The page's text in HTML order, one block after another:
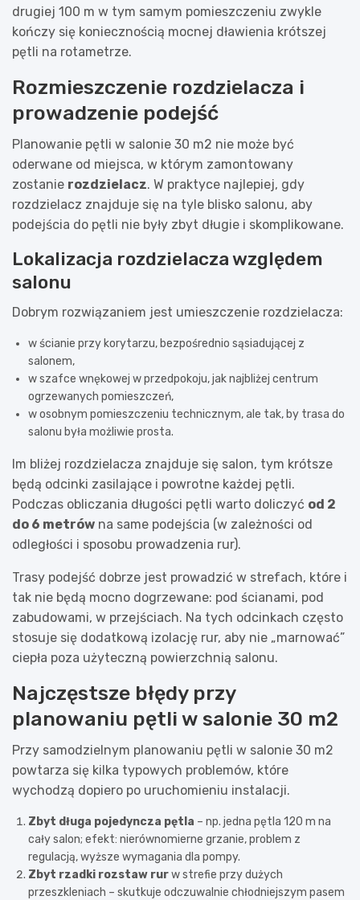
drugiej 100 m w tym samym pomieszczeniu zwykle
kończy się koniecznością mocnej dławienia krótszej
pętli na rotametrze.
Rozmieszczenie rozdzielacza i
prowadzenie podejść
Planowanie pętli w salonie 30 m2 nie może być
oderwane od miejsca, w którym zamontowany
zostanie rozdzielacz. W praktyce najlepiej, gdy
rozdzielacz znajduje się na tyle blisko salonu, aby
podejścia do pętli nie były zbyt długie i skomplikowane.
Lokalizacja rozdzielacza względem
salonu
Dobrym rozwiązaniem jest umieszczenie rozdzielacza:
w ścianie przy korytarzu, bezpośrednio sąsiadującej z
salonem,
w szafce wnękowej w przedpokoju, jak najbliżej centrum
ogrzewanych pomieszczeń,
w osobnym pomieszczeniu technicznym, ale tak, by trasa do
salonu była możliwie prosta.
Im bliżej rozdzielacza znajduje się salon, tym krótsze
będą odcinki zasilające i powrotne każdej pętli.
Podczas obliczania długości pętli warto doliczyć od 2
do 6 metrów na same podejścia (w zależności od
odległości i sposobu prowadzenia rur).
Trasy podejść dobrze jest prowadzić w strefach, które i
tak nie będą mocno dogrzewane: pod ścianami, pod
zabudowami, w przejściach. Na tych odcinkach często
stosuje się dodatkową izolację rur, aby nie „marnować”
ciepła poza użyteczną powierzchnią salonu.
Najczęstsze błędy przy
planowaniu pętli w salonie 30 m2
Przy samodzielnym planowaniu pętli w salonie 30 m2
powtarza się kilka typowych problemów, które
wychodzą dopiero po uruchomieniu instalacji.
Zbyt długa pojedyncza pętla – np. jedna pętla 120 m na
cały salon; efekt: nierównomierne grzanie, problem z
regulacją, wyższe wymagania dla pompy.
Zbyt rzadki rozstaw rurw strefie przy dużych
przeszkleniach – skutkuje odczuwalnie chłodniejszym pasem